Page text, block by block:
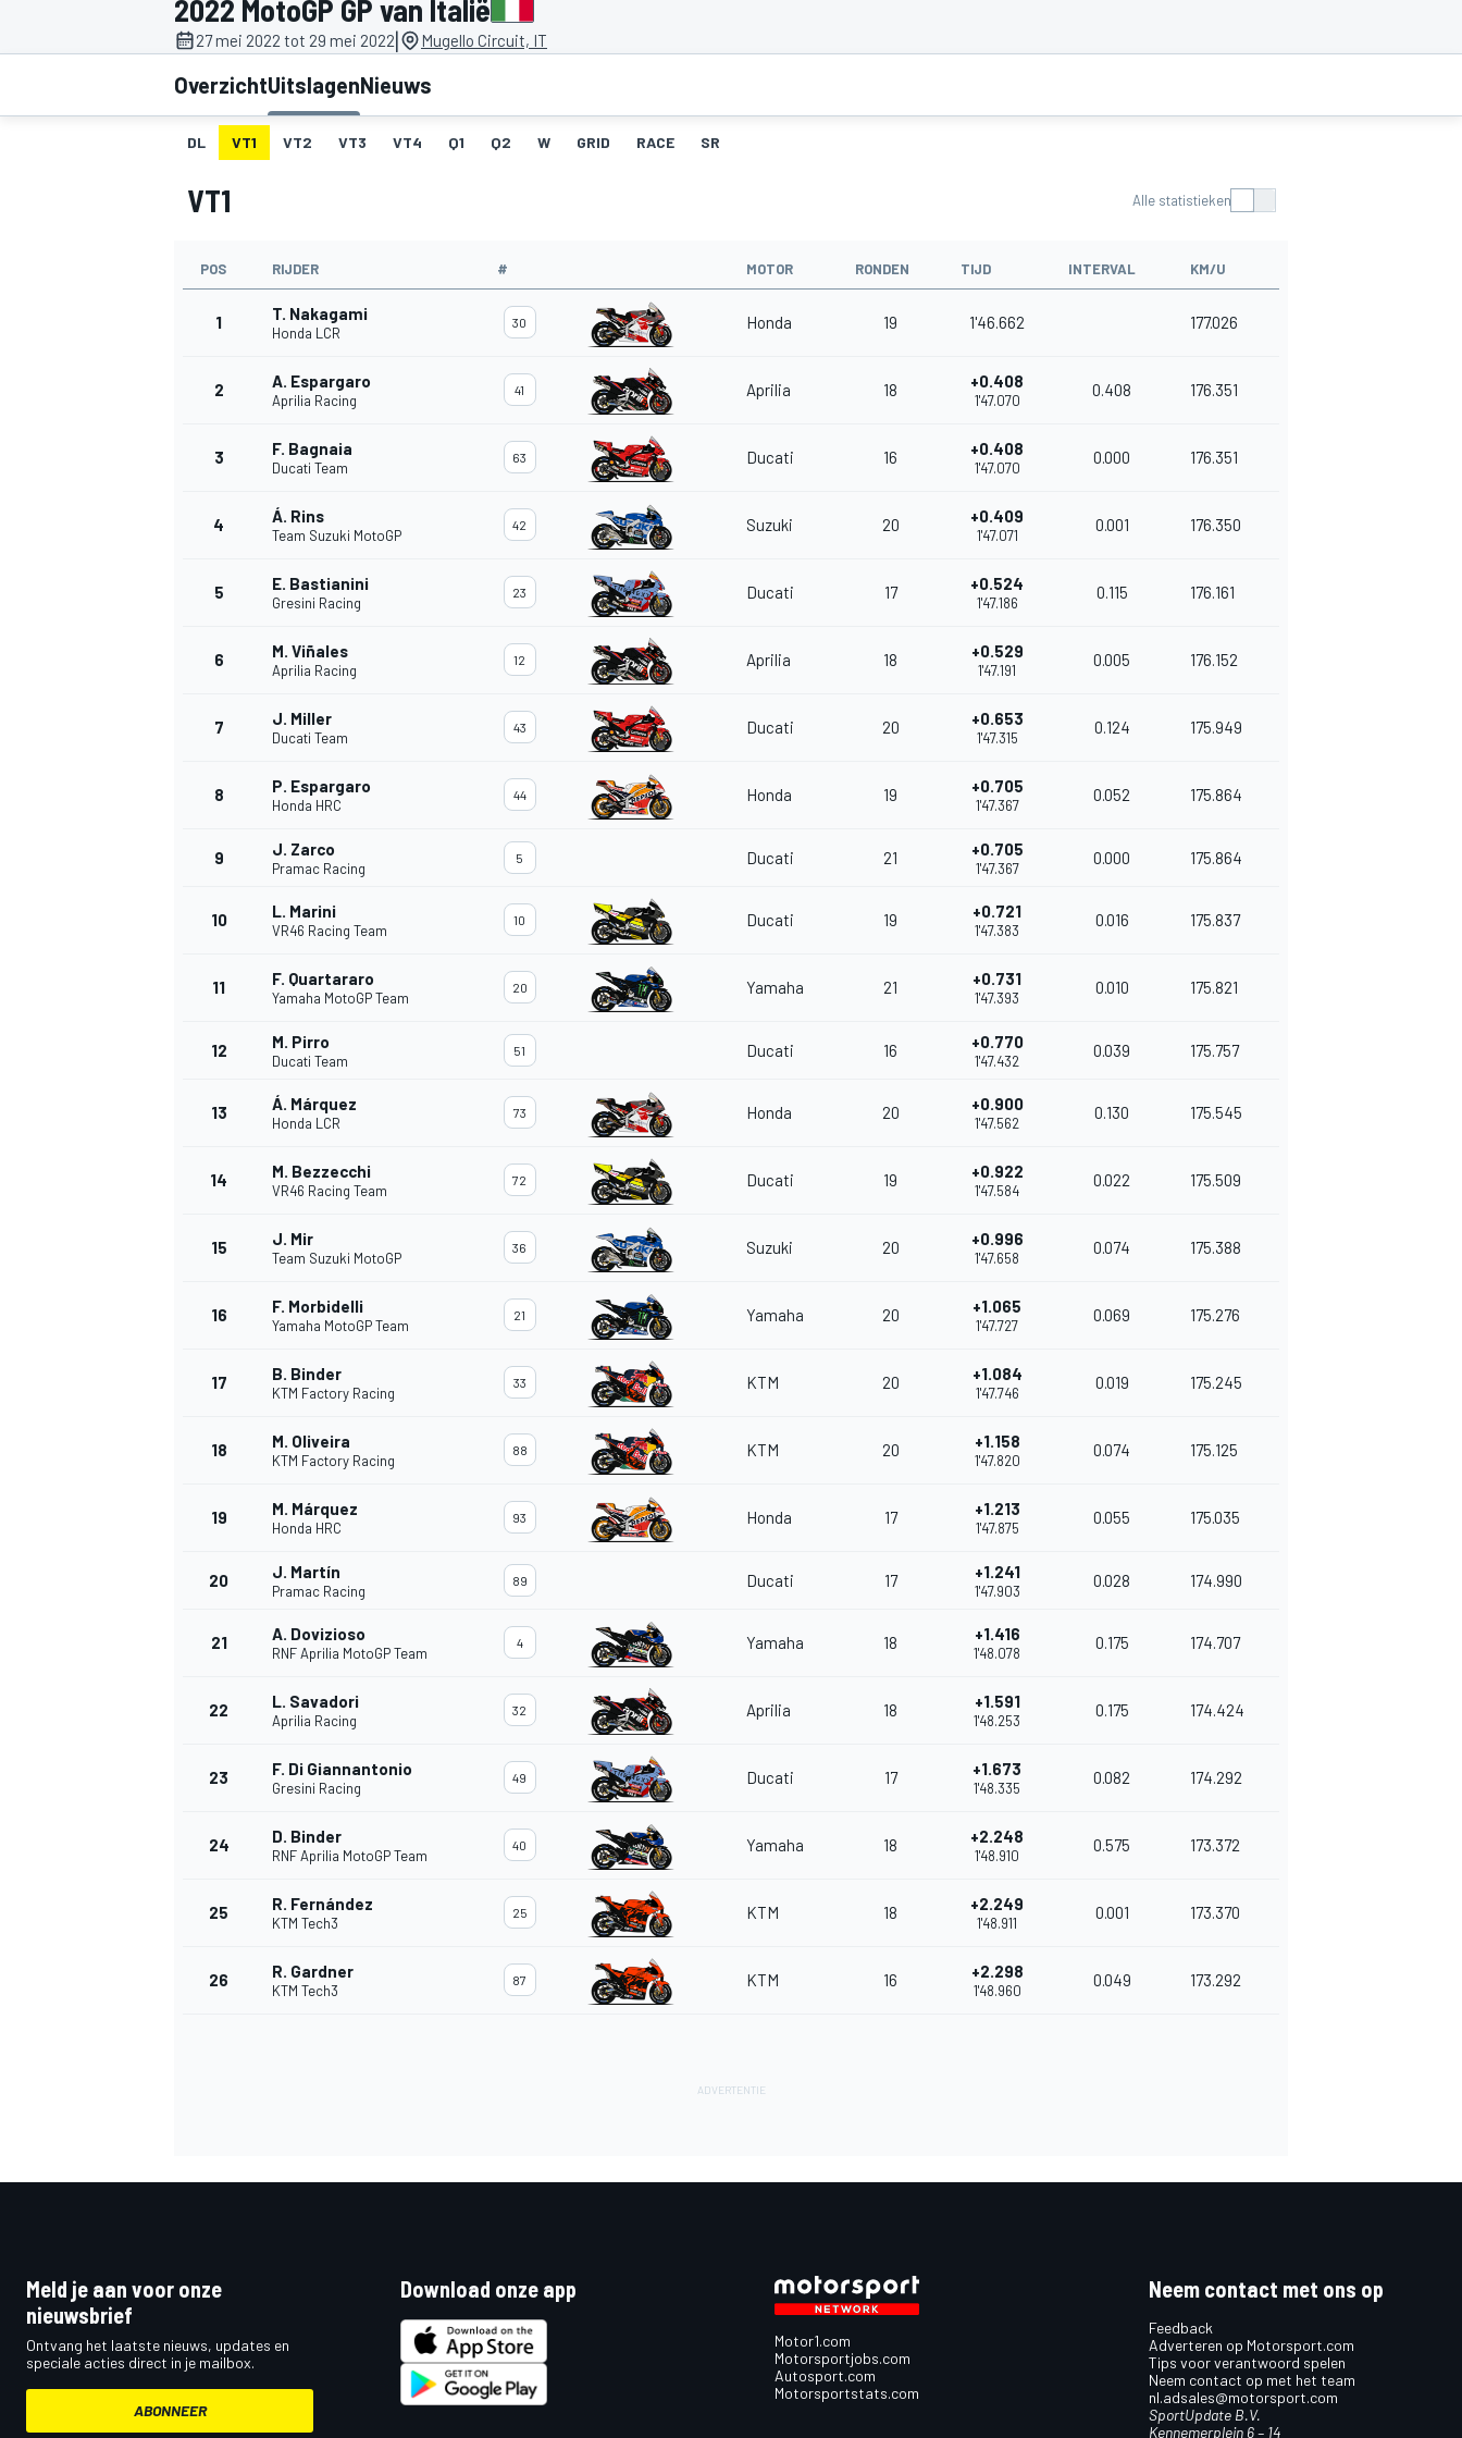
2022 MotoGP GP van Italië
27 mei 2022 tot 29 mei 2022| Mugello Circuit, IT
OverzichtUitslagenNieuws
DL VT1 VT2 VT3 VT4 Q1 Q2 W GRID RACE SR
VT1 Alle statistieken
POS RIJDER # MOTOR RONDEN TIJD INTERVAL KM/U
1 T. Nakagami
Honda LCR
30 Honda 19 1'46.662 177.026
2 A. Espargaro
Aprilia Racing
41 Aprilia 18 +0.408
1'47.070
0.408 176.351
3 F. Bagnaia
Ducati Team
63 Ducati 16 +0.408
1'47.070
0.000 176.351
4 Á. Rins
Team Suzuki MotoGP
42 Suzuki 20 +0.409
1'47.071
0.001 176.350
5 E. Bastianini
Gresini Racing
23 Ducati 17 +0.524
1'47.186
0.115 176.161
6 M. Viñales
Aprilia Racing
12 Aprilia 18 +0.529
1'47.191
0.005 176.152
7 J. Miller
Ducati Team
43 Ducati 20 +0.653
1'47.315
0.124 175.949
8 P. Espargaro
Honda HRC
44 Honda 19 +0.705
1'47.367
0.052 175.864
9 J. Zarco
Pramac Racing
5 Ducati 21 +0.705
1'47.367
0.000 175.864
10 L. Marini
VR46 Racing Team
10 Ducati 19 +0.721
1'47.383
0.016 175.837
11 F. Quartararo
Yamaha MotoGP Team
20 Yamaha 21 +0.731
1'47.393
0.010 175.821
12 M. Pirro
Ducati Team
51 Ducati 16 +0.770
1'47.432
0.039 175.757
13 Á. Márquez
Honda LCR
73 Honda 20 +0.900
1'47.562
0.130 175.545
14 M. Bezzecchi
VR46 Racing Team
72 Ducati 19 +0.922
1'47.584
0.022 175.509
15 J. Mir
Team Suzuki MotoGP
36 Suzuki 20 +0.996
1'47.658
0.074 175.388
16 F. Morbidelli
Yamaha MotoGP Team
21 Yamaha 20 +1.065
1'47.727
0.069 175.276
17 B. Binder
KTM Factory Racing
33 KTM 20 +1.084
1'47.746
0.019 175.245
18 M. Oliveira
KTM Factory Racing
88 KTM 20 +1.158
1'47.820
0.074 175.125
19 M. Márquez
Honda HRC
93 Honda 17 +1.213
1'47.875
0.055 175.035
20 J. Martín
Pramac Racing
89 Ducati 17 +1.241
1'47.903
0.028 174.990
21 A. Dovizioso
RNF Aprilia MotoGP Team
4 Yamaha 18 +1.416
1'48.078
0.175 174.707
22 L. Savadori
Aprilia Racing
32 Aprilia 18 +1.591
1'48.253
0.175 174.424
23 F. Di Giannantonio
Gresini Racing
49 Ducati 17 +1.673
1'48.335
0.082 174.292
24 D. Binder
RNF Aprilia MotoGP Team
40 Yamaha 18 +2.248
1'48.910
0.575 173.372
25 R. Fernández
KTM Tech3
25 KTM 18 +2.249
1'48.911
0.001 173.370
26 R. Gardner
KTM Tech3
87 KTM 16 +2.298
1'48.960
0.049 173.292
Meld je aan voor onze
nieuwsbrief
Ontvang het laatste nieuws, updates en
speciale acties direct in je mailbox.
ABONNEER
Download onze app
Motor1.com
Motorsportjobs.com
Autosport.com
Motorsportstats.com
Neem contact met ons op
Feedback
Adverteren op Motorsport.com
Tips voor verantwoord spelen
Neem contact op met het team
nl.adsales@motorsport.com
SportUpdate B.V.
Kennemerplein 6 – 14